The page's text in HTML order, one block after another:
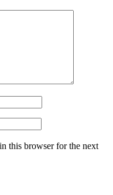
this browser for the next